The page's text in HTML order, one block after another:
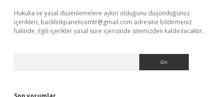
Hukuka ve yasal düzenlemelere aykırı olduğunu düşündüğünüz
içerikleri, backlinkpanelicomtr@gmail.com adresine bildirmeniz
halinde, ilgili içerikler yasal süre içerisinde sitemizden kaldırılacaktır.